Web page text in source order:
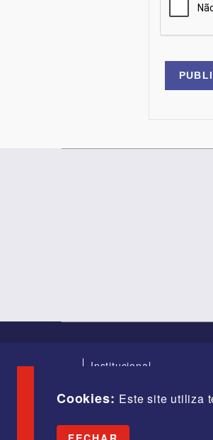
Cookies: Este site utiliza
Institucional
Diretoria
Fale Conosco